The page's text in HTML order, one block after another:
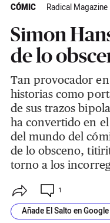
CÓMIC Radical Magazine
Simon
de lo
Tan provocador
historias como
de sus trazos
ha convertido en
del mundo del
de lo obsceno,
torno a los
1
Añade El Salto en Google